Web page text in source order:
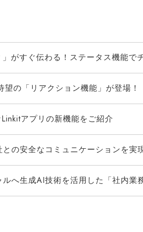
がすぐ伝わる！ステータス機能で
望の「リアクション機能」が登場！
アプリの新機能をご紹介
の安全なコミュニケーションを実現！
技術を活用した「社内業務効率化チャットボッ